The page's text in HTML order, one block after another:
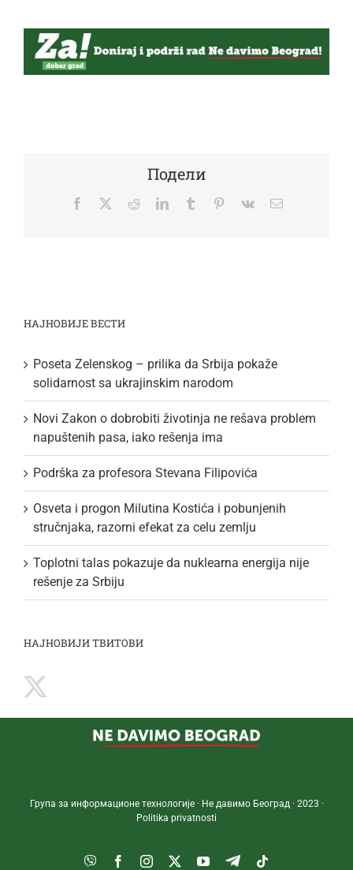
Подели
Facebook
TwitterRedditLinkedInTumblr Pinterest
Vk Email
НАЈНОВИЈЕ ВЕСТИ
Poseta Zelenskog – prilika da Srbija pokaže
solidarnost sa ukrajinskim narodom
Novi Zakon o dobrobiti životinja ne rešava problem
napuštenih pasa, iako rešenja ima
Podrška za profesora Stevana Filipovića
Osveta i progon Milutina Kostića i pobunjenih
stručnjaka, razorni efekat za celu zemlju
Toplotni talas pokazuje da nuklearna energija nije
rešenje za Srbiju
НАЈНОВИЈИ ТВИТОВИ
Група за информационе технологије · Не давимо Београд · 2023 ·
Politika privatnosti
Viber FacebookInstagram
TwitterYouTube
Telegram